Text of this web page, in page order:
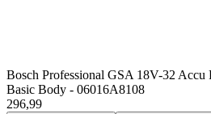
Bosch Professional GSA 18V-32 Accu
Basic Body - 06016A8108
296,99